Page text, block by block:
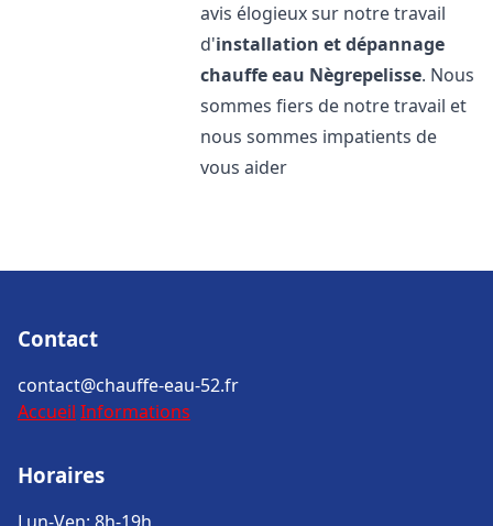
avis élogieux sur notre travail
d'installation et dépannage
chauffe eau Nègrepelisse. Nous
sommes fiers de notre travail et
nous sommes impatients de
vous aider
Contact
contact@chauffe-eau-52.fr
Accueil Informations
Horaires